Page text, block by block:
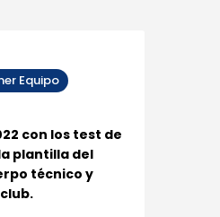
Equipo
con los test de
plantilla del
técnico y